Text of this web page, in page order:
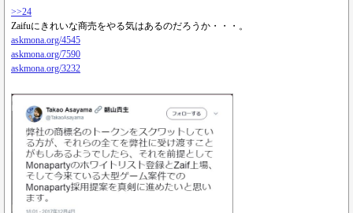
>>24
Zaifuにきれいな商売をやる気はあるのだろうか・・・。
askmona.org/4545
askmona.org/7590
askmona.org/3232